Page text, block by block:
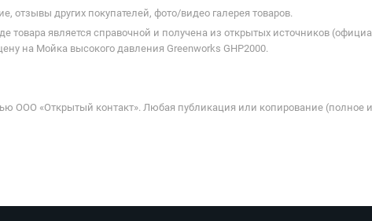
отзывы других покупателей, фото/видео галерея товаров.
товара является справочной и получена из открытых источников
на Мойка высокого давления Greenworks GHP2000.
ООО «Открытый контакт». Любая публикация или копирование (полное